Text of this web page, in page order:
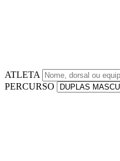
ATLETA
PERCURSO